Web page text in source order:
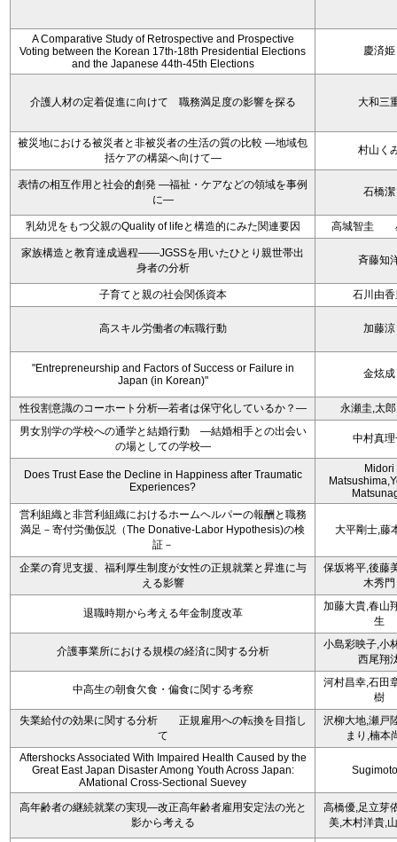
A Comparative Study of Retrospective and Prospective
Voting between the Korean 17th-18th Presidential Elections
and the Japanese 44th-45th Elections
慶済姫
介護人材の定着促進に向けて 職務満足度の影響を探る 大和三
被災地における被災者と非被災者の生活の質の比較 ―地域包
括ケアの構築へ向けて―
村山く
表情の相互作用と社会的創発 ―福祉・ケアなどの領域を事例
に―
石橋潔
乳幼児をもつ父親のQuality of lifeと構造的にみた関連要因 高城智圭
家族構造と教育達成過程――JGSSを用いたひとり親世帯出
身者の分析
斉藤知
子育てと親の社会関係資本 石川由香
高スキル労働者の転職行動 加藤涼
"Entrepreneurship and Factors of Success or Failure in
Japan (in Korean)"
金炫成
性役割意識のコーホート分析―若者は保守化しているか？―
永瀬圭,太
男女別学の学校への通学と結婚行動 ―結婚相手との出会い
の場としての学校―
中村真理
Does Trust Ease the Decline in Happiness after Traumatic
Experiences?
Midori
営利組織と非営利組織におけるホームヘルパーの報酬と職務
満足－寄付労働仮説（The Donative-Labor Hypothesis)の検
証－
大平剛士,藤
企業の育児支援、福利厚生制度が女性の正規就業と昇進に与
える影響
保坂将平,後藤
木秀門
退職時期から考える年金制度改革
加藤大貴,春山
生
介護事業所における規模の経済に関する分析
小島彩映子,小
西尾翔
中高生の朝食欠食・偏食に関する考察
河村昌幸,石田
樹
失業給付の効果に関する分析 正規雇用への転換を目指し
て
沢柳大地,瀬戸
まり,楠本
Aftershocks Associated With Impaired Health Caused by the
Great East Japan Disaster Among Youth Across Japan:
AMational Cross-Sectional Suevey
高年齢者の継続就業の実現―改正高年齢者雇用安定法の光と
影から考える
高橋優,足立芽
美,木村洋貴,